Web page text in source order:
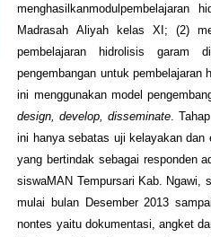
Madrasah Aliyah kelas XI; (2)
pembelajaran hidrolisis garam
pengembangan untuk pembelajaran
ini menggunakan model
design, develop, disseminate.
ini hanya sebatas uji kelayakan dan
yang bertindak sebagai responden
siswaMAN Tempursari Kab. Ngawi,
mulai bulan Desember 2013
nontes yaitu dokumentasi, angket